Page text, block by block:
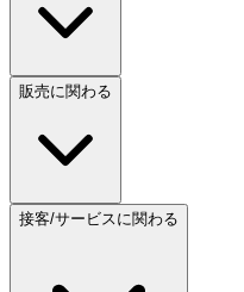
販売に関わる
接客/サービスに関わる